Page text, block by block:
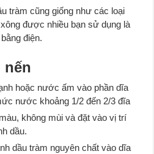
tràm cũng giống như các loại
được nhiều bạn sử dụng là
điện.
nến
hoặc nước ấm vào phần dĩa
nước khoảng 1/2 đến 2/3 đĩa
không mùi và đặt vào vị trí
dầu.
dầu tràm nguyên chất vào dĩa